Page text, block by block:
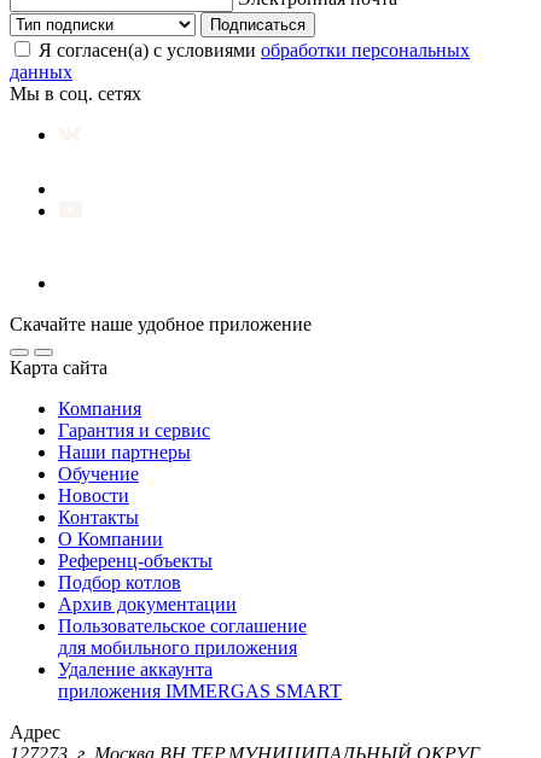
Подписаться
Я согласен(а) с условиями обработки персональных
данных
Мы в соц. сетях
Скачайте наше удобное приложение
Карта сайта
Компания
Гарантия и сервис
Наши партнеры
Обучение
Новости
Контакты
О Компании
Референц-объекты
Подбор котлов
Архив документации
Пользовательское соглашение
для мобильного приложения
Удаление аккаунта
приложения IMMERGAS SMART
Адрес
127273, г. Москва ВН.ТЕР.МУНИЦИПАЛЬНЫЙ ОКРУГ